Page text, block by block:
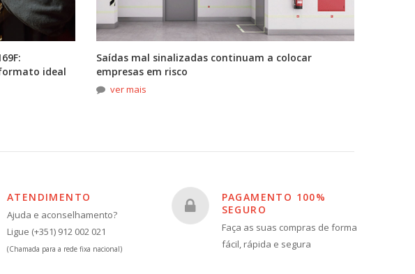
ideal
Saídas mal sinalizadas continuam a colocar
empresas em risco
ver mais
ATENDIMENTO
Ajuda e aconselhamento?
Ligue (+351) 912 002 021
(Chamada para a rede fixa nacional)
PAGAMENTO 100%
SEGURO
Faça as suas compras de forma
fácil, rápida e segura